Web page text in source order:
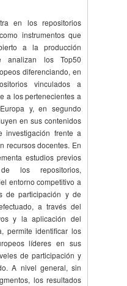
en los repositorios
instrumentos que
a la producción
analizan los Top50
diferenciando, en
vinculados a
a los pertenecientes a
y, en segundo
en sus contenidos
investigación frente a
recursos docentes. En
estudios previos
los repositorios,
entorno competitivo a
de participación y de
a través del
y la aplicación del
permite identificar los
líderes en sus
de participación y
A nivel general, sin
los resultados